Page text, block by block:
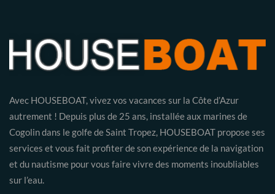
Avec HOUSEBOAT, vivez vos vacances sur la Côte d’Azur
autrement ! Depuis plus de 25 ans, installée aux marines de
Cogolin dans le golfe de Saint Tropez, HOUSEBOAT propose ses
services et vous fait profiter de son expérience de la navigation
et du nautisme pour vous faire vivre des moments inoubliables
sur l’eau.